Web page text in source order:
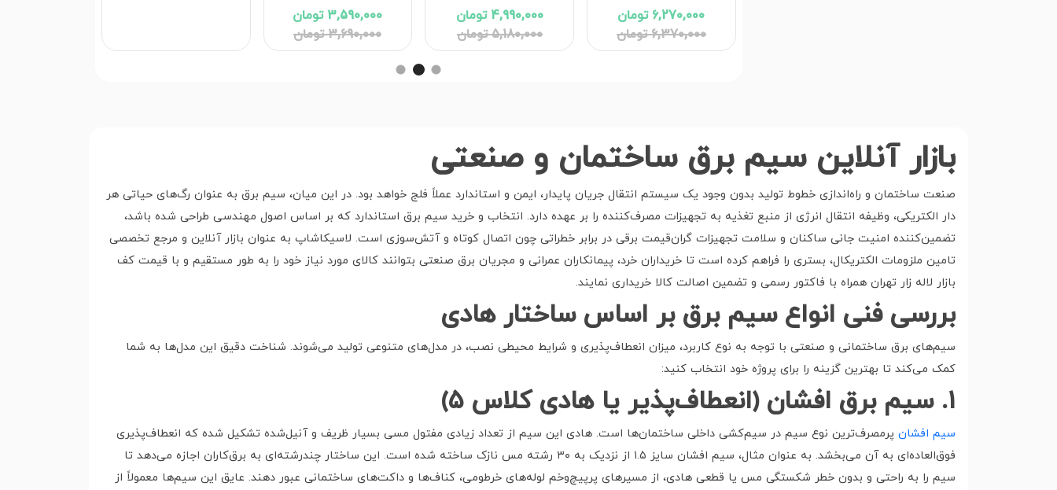
6,270,000 تومان
6,370,000 تومان
4,990,000 تومان
5,180,000 تومان
3,590,000 تومان
3,690,000 تومان
بازار آنلاین سیم برق ساختمان و صنعتی
صنعت ساختمان و راه‌اندازی خطوط تولید بدون وجود یک سیستم انتقال جریان پایدار، ایمن و استاندارد عملاً فلج خواهد بود. در این میان، سیم برق به عنوان رگ‌های حیاتی هر
دار الکتریکی، وظیفه انتقال انرژی از منبع تغذیه به تجهیزات مصرف‌کننده را بر عهده دارد. انتخاب و خرید سیم برق استاندارد که بر اساس اصول مهندسی طراحی شده باشد،
تضمین‌کننده امنیت جانی ساکنان و سلامت تجهیزات گران‌قیمت برقی در برابر خطراتی چون اتصال کوتاه و آتش‌سوزی است. لاسیکاشاپ به عنوان بازار آنلاین و مرجع تخصصی
تامین ملزومات الکتریکال، بستری را فراهم کرده است تا خریداران خرد، پیمانکاران عمرانی و مجریان برق صنعتی بتوانند کالای مورد نیاز خود را به طور مستقیم و با قیمت کف
بازار لاله زار تهران همراه با فاکتور رسمی و تضمین اصالت کالا خریداری نمایند.
بررسی فنی انواع سیم برق بر اساس ساختار هادی
سیم‌های برق ساختمانی و صنعتی با توجه به نوع کاربرد، میزان انعطاف‌پذیری و شرایط محیطی نصب، در مدل‌های متنوعی تولید می‌شوند. شناخت دقیق این مدل‌ها به شما
کمک می‌کند تا بهترین گزینه را برای پروژه خود انتخاب کنید:
۱.سیم برق افشان (انعطاف‌پذیر یا هادی کلاس ۵)
سیم افشانپرمصرف‌ترین نوع سیم در سیم‌کشی داخلی ساختمان‌ها است. هادی این سیم از تعداد زیادی مفتول مسی بسیار ظریف و آنیل‌شده تشکیل شده که انعطاف‌پذیری
فوق‌العاده‌ای به آن می‌بخشد. به عنوان مثال، سیم افشان سایز ۱.۵ از نزدیک به ۳۰ رشته مس نازک ساخته شده است. این ساختار چندرشته‌ای به برق‌کاران اجازه می‌دهد تا
سیم را به راحتی و بدون خطر شکستگی مس یا قطعی هادی، از مسیرهای پرپیچ‌وخم لوله‌های خرطومی، کناف‌ها و داکت‌های ساختمانی عبور دهند. عایق این سیم‌ها معمولاً از